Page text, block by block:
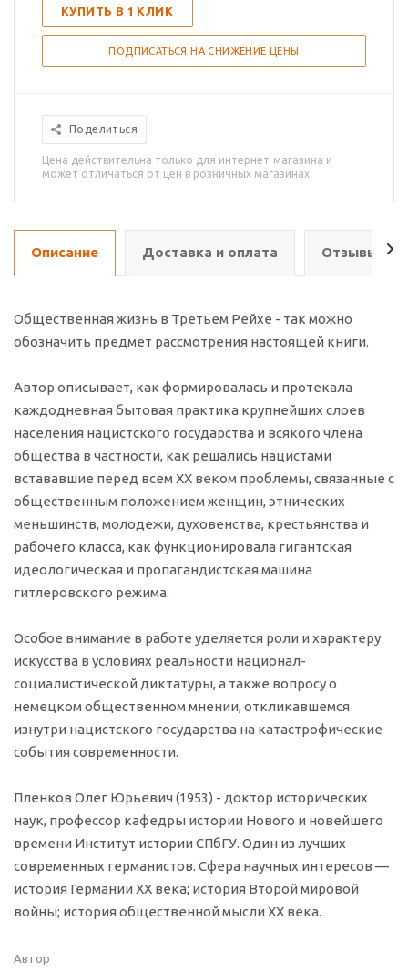
КУПИТЬ В 1 КЛИК
ПОДПИСАТЬСЯ НА СНИЖЕНИЕ ЦЕНЫ
Поделиться
Цена действительна только для интернет-магазина и
может отличаться от цен в розничных магазинах
Описание Доставка и оплата Отзывы о
Общественная жизнь в Третьем Рейхе - так можно
обозначить предмет рассмотрения настоящей книги.
Автор описывает, как формировалась и протекала
каждодневная бытовая практика крупнейших слоев
населения нацистского государства и всякого члена
общества в частности, как решались нацистами
встававшие перед всем XX веком проблемы, связанные с
общественным положением женщин, этнических
меньшинств, молодежи, духовенства, крестьянства и
рабочего класса, как функционировала гигантская
идеологическая и пропагандистская машина
гитлеровского режима.
Особое внимание в работе уделяется роли и характеру
искусства в условиях реальности национал-
социалистической диктатуры, а также вопросу о
немецком общественном мнении, откликавшемся
изнутри нацистского государства на катастрофические
события современности.
Пленков Олег Юрьевич (1953) - доктор исторических
наук, профессор кафедры истории Нового и новейшего
времени Институт истории СПбГУ. Один из лучших
современных германистов. Сфера научных интересов —
история Германии ХХ века; история Второй мировой
войны; история общественной мысли ХХ века.
Автор